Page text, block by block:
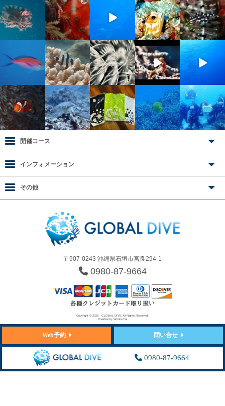
〒907-0243 沖縄県石垣市宮良294-1
0980-87-9664
開催コース
インフォメーション
その他
Copyright © 2026 GLOBAL DIVE All Rights Reserved.
Creative by Works-Yui
Web予約 問い合せ
0980-87-9664